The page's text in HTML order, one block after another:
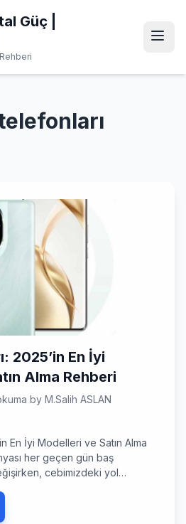
Güç |
2025’in En İyi
Alma Rehberi
by M.Salih ASLAN
En İyi Modelleri ve Satın Alma
her geçen gün baş
cebimizdeki yol
Yılın telefonları listesine
işlemci hızlarının değil, yapay